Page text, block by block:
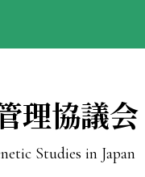
理協議会
Studies in Japan